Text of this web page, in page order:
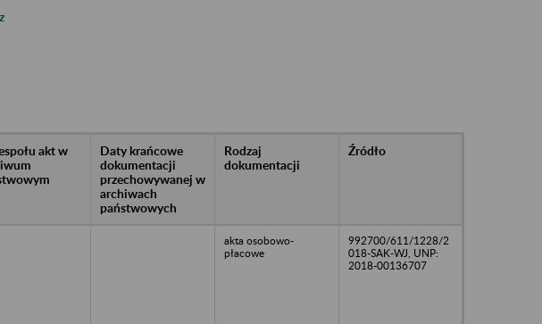
akt w
Daty krańcowe
dokumentacji
przechowywanej w
archiwach
państwowych
Rodzaj
dokumentacji
Źródło
akta osobowo-
płacowe
992700/611/1228/2
018-SAK-WJ, UNP:
2018-00136707